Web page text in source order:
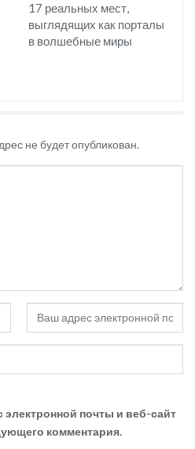
17 реальных мест,
выглядящих как порталы
в волшебные миры
не будет опубликован.
почты и веб-сайт
комментария.